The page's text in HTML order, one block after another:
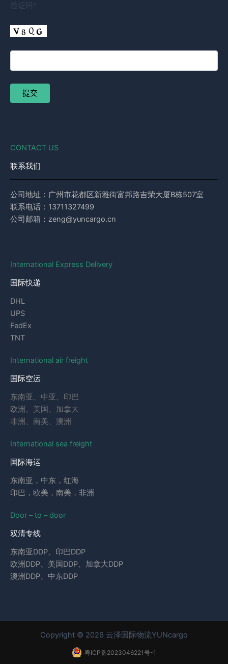
验证码*
CONTACT US
联系我们
公司地址：广州市花都区新雅街富邦路吉荣大厦B栋507室
联系电话：13711327499
公司邮箱：zeng@yuncargo.cn
International Express Delivery
国际快递
DHL
UPS
FedEx
TNT
International air freight
国际空运
东南亚、中亚、印巴
欧洲、美国、加拿大
非洲、南美、澳洲
International sea freight
国际海运
东南亚，中东，红海
印巴，欧美，南美，非洲
Door – to – door
双清专线
东南亚DDP、印巴DDP
欧洲DDP、美国DDP、加拿大DDP
澳洲DDP、中东DDP
Copyright © 2026 云泽国际物流YUNcargo
粤ICP备2023046221号-1